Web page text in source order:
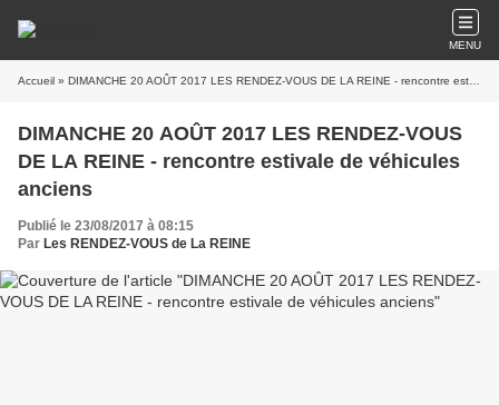
MENU
Accueil » DIMANCHE 20 AOÛT 2017 LES RENDEZ-VOUS DE LA REINE - rencontre estivale de véhicules anciens
DIMANCHE 20 AOÛT 2017 LES RENDEZ-VOUS
DE LA REINE - rencontre estivale de véhicules
anciens
Publié le 23/08/2017 à 08:15
Par Les RENDEZ-VOUS de La REINE